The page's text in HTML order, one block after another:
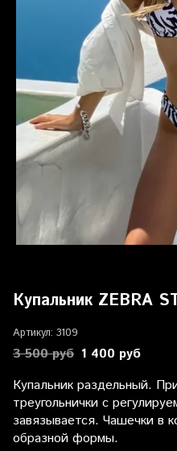
Купальник ZEBRA
Артикул: 3109
3 500 руб 1 400 руб
Купальник раздельный.
треугольнички с
завязывается. Чашечки в
образной формы.